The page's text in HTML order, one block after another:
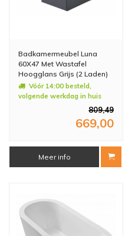
Badkamermeubel Luna
60X47 Met Wastafel
Hoogglans Grijs (2 Laden)
Vóór 14:00 besteld,
volgende werkdag in huis
809,49
669,00
Meer info